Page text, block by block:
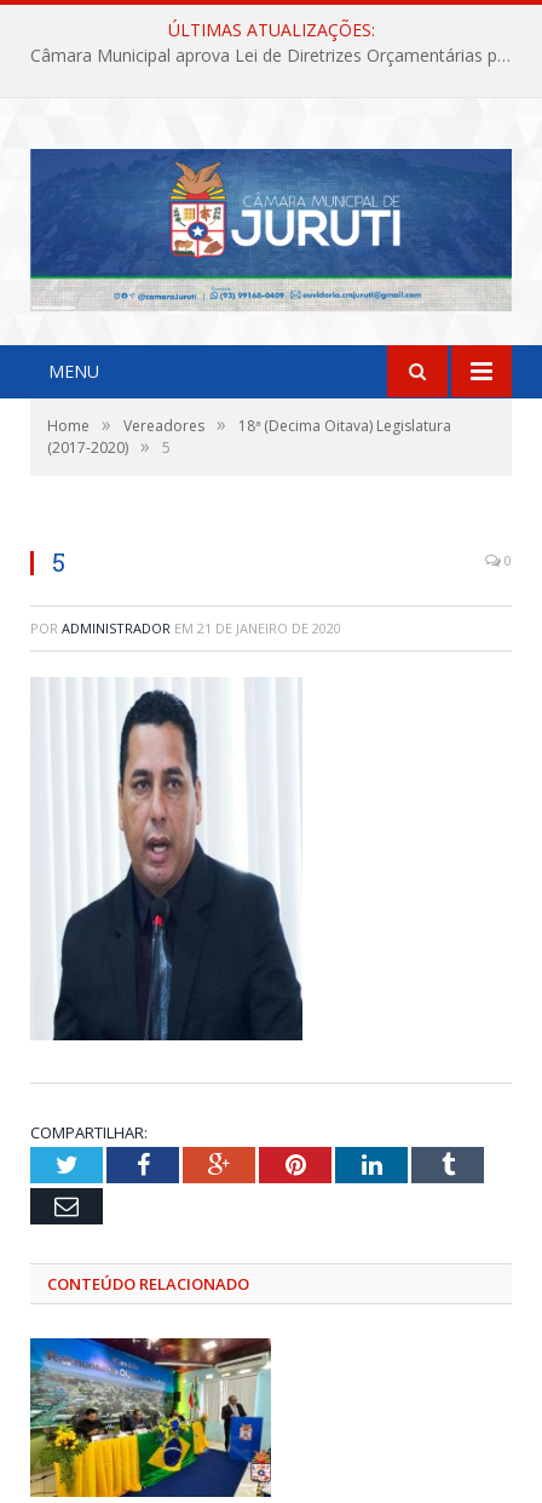
ÚLTIMAS ATUALIZAÇÕES:
Câmara Municipal aprova Lei de Diretrizes Orçamentárias para o exercício financeiro de 2027
MENU
Home » Vereadores »
18ª (Decima Oitava) Legislatura
(2017-2020) » 5
5 0
POR ADMINISTRADOR EM 21 DE JANEIRO DE 2020
COMPARTILHAR:
TwitterFacebookGoogle+PinterestLinkedInTumblr
Email
CONTEÚDO RELACIONADO